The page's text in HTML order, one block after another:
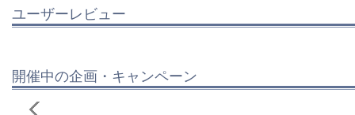
ユーザーレビュー
開催中の企画・キャンペーン